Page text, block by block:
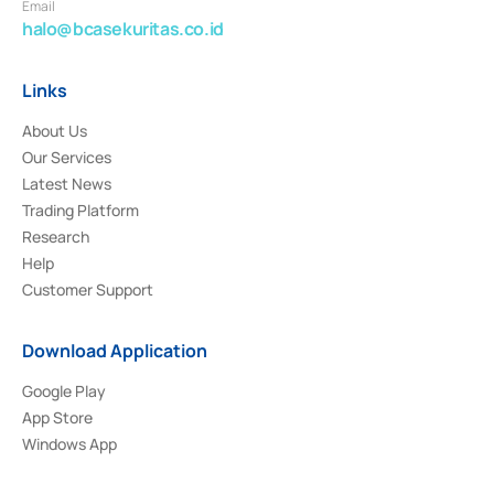
Email
halo@bcasekuritas.co.id
Links
About Us
Our Services
Latest News
Trading Platform
Research
Help
Customer Support
Download Application
Google Play
App Store
Windows App